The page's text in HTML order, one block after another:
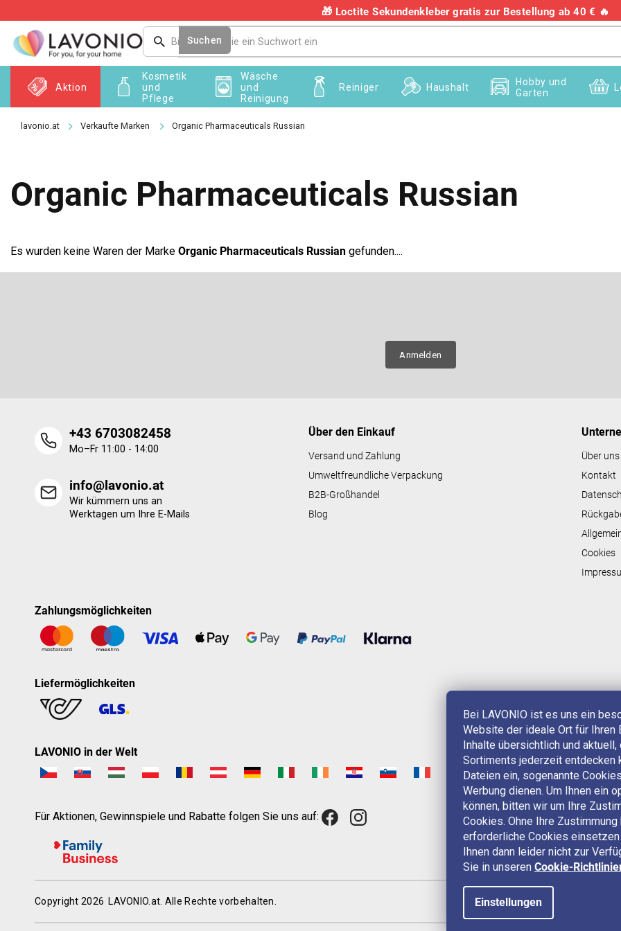
Bei LAVONIO ist es uns ein
Website der ideale Ort für Ihren
Inhalte übersichtlich und
Sortiments jederzeit entdecken
Dateien ein, sogenannte
Werbung dienen. Um Ihnen ein
können, bitten wir um Ihre
Cookies. Ohne Ihre
erforderliche Cookies
Ihnen dann leider nicht zur
Sie in unseren Cookie-
Einstellungen
Inhalt
springen
🎁 Loctite Sekundenkleber gratis zur Bestellung ab 40 € 🔥
+436703082458
Suchen
Aktion
Kosmetik
und
Pflege
Wäsche
und
Reinigung
Reiniger Haushalt
Hobby und
Garten
Verkaufte Marken Organic Pharmaceuticals Russian
Organic Pharmaceuticals Russian
Es wurden keine Waren der Marke Organic Pharmaceuticals Russian gefunden....
Anmelden
+43 6703082458
Mo–Fr 11:00 - 14:00
info@lavonio.at
Wir kümmern uns an
Werktagen um Ihre E-Mails
Über den Einkauf
Versand und Zahlung
Umweltfreundliche Verpackung
B2B-Großhandel
Blog
Über uns
Kontakt
Cookies
Zahlungsmöglichkeiten
Liefermöglichkeiten
LAVONIO in der Welt
Für Aktionen, Gewinnspiele und Rabatte folgen Sie uns auf:
Copyright 2026 LAVONIO.at . Alle Rechte vorbehalten.